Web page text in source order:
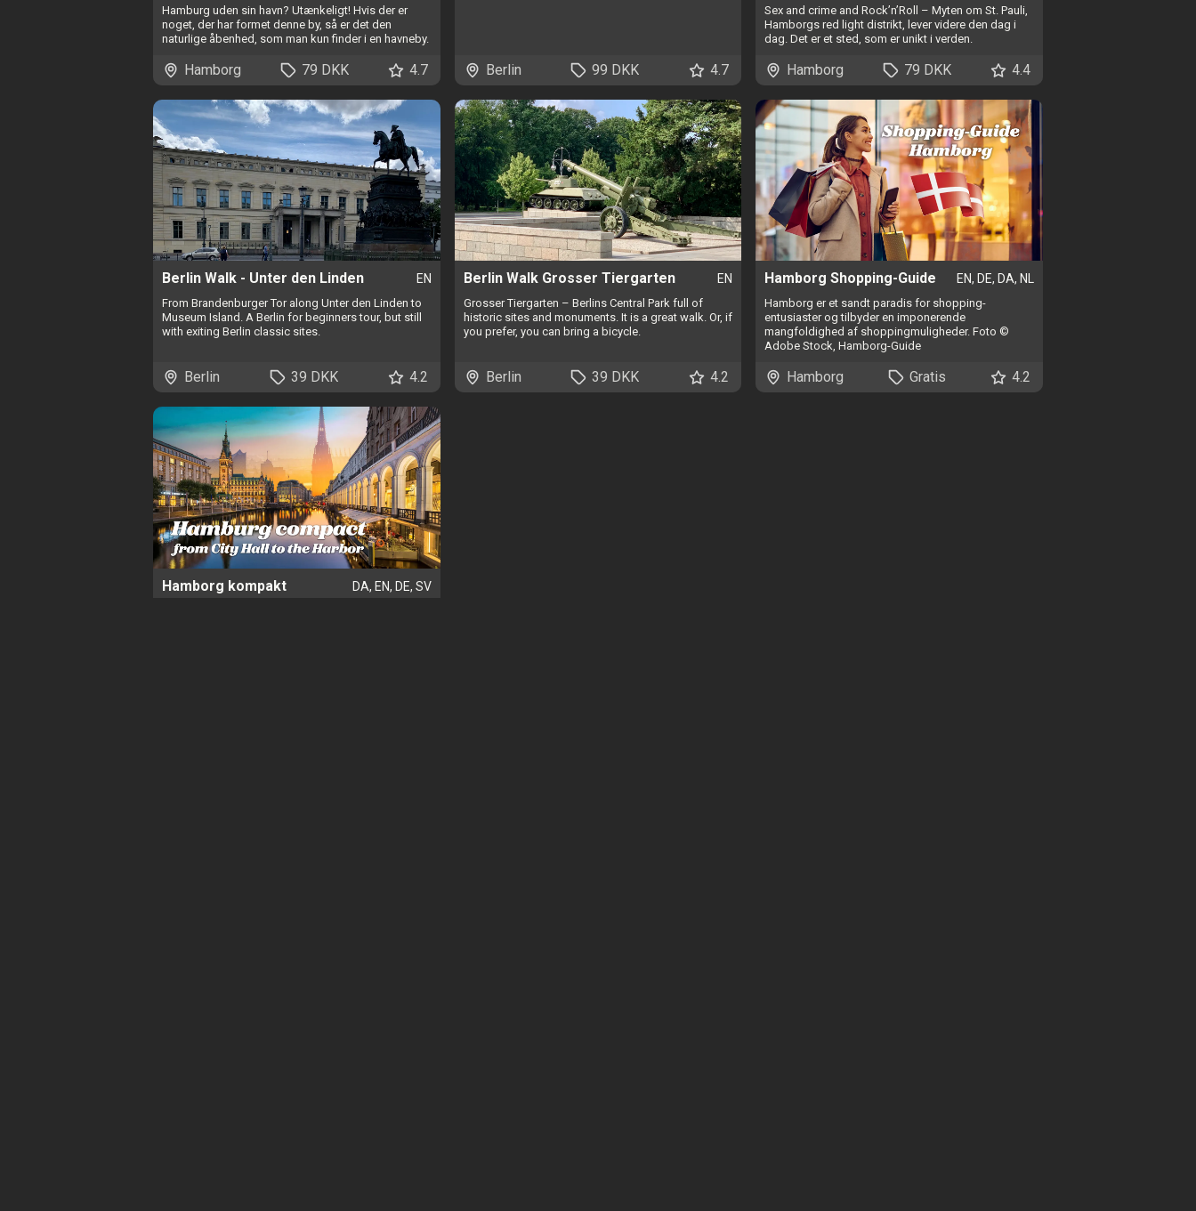
Hamburg uden sin havn? Utænkeligt! Hvis der er
noget, der har formet denne by, så er det den
naturlige åbenhed, som man kun finder i en havneby.
Hamborg 79 DKK 4.7 Berlin 99 DKK 4.7
Sex and crime and Rock’n’Roll – Myten om St. Pauli,
Hamborgs red light distrikt, lever videre den dag i
dag. Det er et sted, som er unikt i verden.
Hamborg 79 DKK 4.4
Berlin Walk - Unter den Linden EN
From Brandenburger Tor along Unter den Linden to
Museum Island. A Berlin for beginners tour, but still
with exiting Berlin classic sites.
Berlin 39 DKK 4.2
Berlin Walk Grosser Tiergarten EN
Grosser Tiergarten – Berlins Central Park full of
historic sites and monuments. It is a great walk. Or, if
you prefer, you can bring a bicycle.
Berlin 39 DKK 4.2
Hamborg Shopping-Guide EN, DE, DA, NL
Hamborg er et sandt paradis for shopping-
entusiaster og tilbyder en imponerende
mangfoldighed af shoppingmuligheder. Foto ©
Adobe Stock, Hamborg-Guide
Hamborg Gratis 4.2
Hamborg kompakt
DA, EN, DE, SV